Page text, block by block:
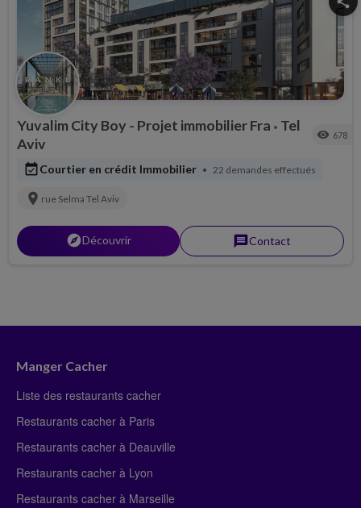
Yuvalim City Boy - Projet immobilier Fra • Tel
Aviv
visibility 678
event_availableCourtier en crédit Immobilier • 22 demandes effectués
location_on rue Selma Tel Aviv
explorerDécouvrir messageContact
Manger Cacher
Liste des restaurants cacher
Restaurants cacher à Paris
Restaurants cacher à Deauville
Restaurants cacher à Lyon
Restaurants cacher à Marseille